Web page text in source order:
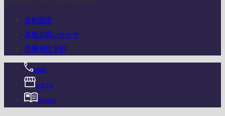
資料請求
各種お問い合わせ
店舗来店予約
お電話
来店予約
資料請求